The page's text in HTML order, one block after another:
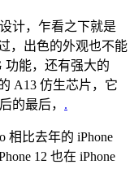
计，乍看之下就是
，出色的外观也不能
功能，还有强大的
A13 仿生芯片，它
的最后， .
相比去年的 iPhone
12 也在 iPhone